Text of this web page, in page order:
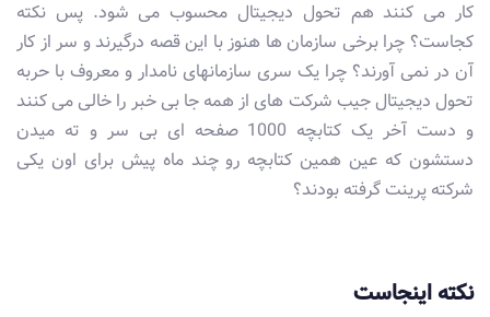
کار می کنند هم تحول دیجیتال محسوب می شود. پس نکته
کجاست؟ چرا برخی سازمان ها هنوز با این قصه درگیرند و سر از کار
آن در نمی آورند؟ چرا یک سری سازمانهای نامدار و معروف با حربه
تحول دیجیتال جیب شرکت های از همه جا بی خبر را خالی می کنند
و دست آخر یک کتابچه 1000 صفحه ای بی سر و ته میدن
دستشون که عین همین کتابچه رو چند ماه پیش برای اون یکی
شرکته پرینت گرفته بودند؟
نکته اینجاست